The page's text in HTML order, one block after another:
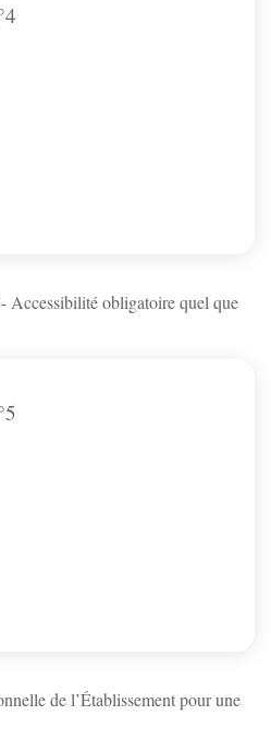
Accessibilité obligatoire quel que
de l’Établissement pour une